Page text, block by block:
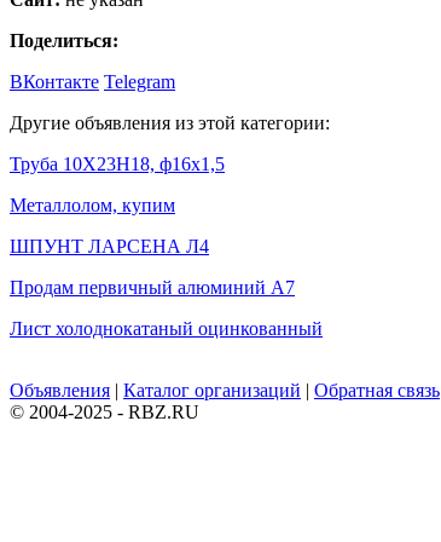
Поделиться:
ВКонтакте Telegram
Другие объявления из этой категории:
Труба 10Х23Н18, ф16х1,5
Металлолом, купим
ШПУНТ ЛАРСЕНА Л4
Продам первичный алюминий А7
Лист холоднокатаный оцинкованный
Объявления | Каталог организаций | Обратная связь
© 2004-2025 - RBZ.RU